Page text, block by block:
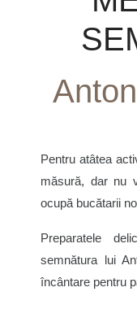
Pentru atâtea
măsură, dar nu
ocupă bucătarii
Preparatele
semnătura lui
încântare pentru